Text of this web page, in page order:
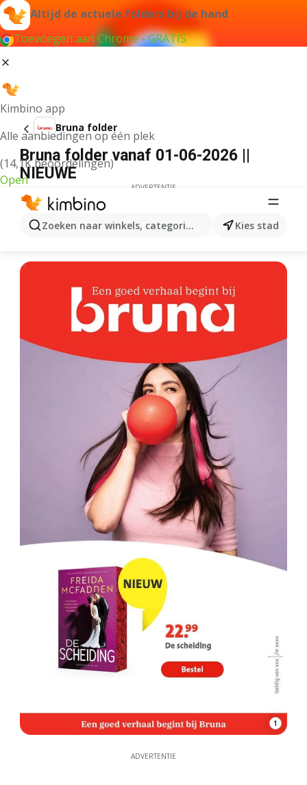
Altijd de actuele folders bij de hand
Toevoegen aan Chrome - GRATIS
Kimbino app
Alle aanbiedingen op één plek
(14,1K beoordelingen)
Open
Zoeken naar winkels, categorieën, producten...
Kies stad
Bruna folder
Bruna folder vanaf 01-06-2026 ||
NIEUWE
ADVERTENTIE
1
ADVERTENTIE